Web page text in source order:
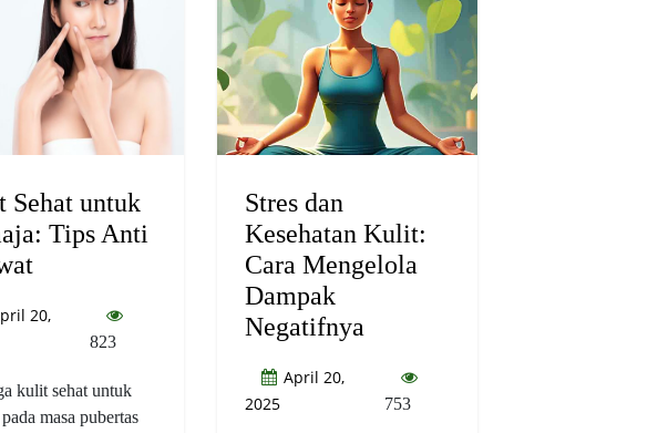
Sehat untuk
Tips Anti
20,
823
kulit sehat untuk
masa pubertas
Stres dan
Kesehatan Kulit:
Cara Mengelola
Dampak
Negatifnya
April 20,
2025
753